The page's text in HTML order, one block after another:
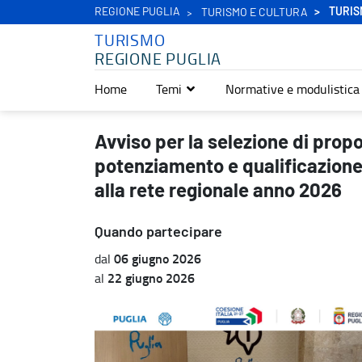
REGIONE PUGLIA TURISMO E CULTURA
TURISMO
REGIONE PUGLIA
Home Temi Normative e modulistica
Avviso per la selezione di proposte progettuali finalizzate al
Avviso per la selezione di
potenziamento e
alla rete regionale anno 2026
Quando partecipare
dal 06 giugno 2026
al 22 giugno 2026